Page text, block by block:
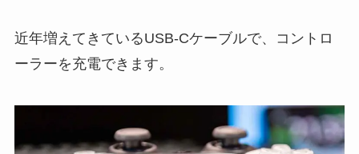
近年増えてきているUSB-Cケーブルで、コントロ
ーラーを充電できます。